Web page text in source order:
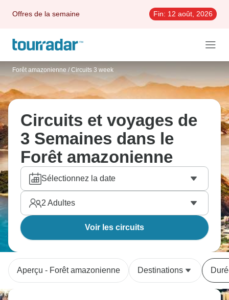
Offres de la semaine Fin: 12 août, 2026
Forêt amazonienne / Circuits 3 week
Circuits et voyages de
3 Semaines dans le
Forêt amazonienne
Sélectionnez la date
2 Adultes
Voir les circuits
Aperçu - Forêt amazonienne Destinations